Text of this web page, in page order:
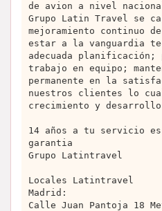
de avion a nivel
Grupo Latin Travel se
mejoramiento continuo
estar a la vanguardia
adecuada planificación;
trabajo en equipo;
permanente en la
nuestros clientes lo
crecimiento y desarrollo
14 años a tu servicio
garantia
Grupo Latintravel
Locales Latintravel
Madrid:
Calle Juan Pantoja 18